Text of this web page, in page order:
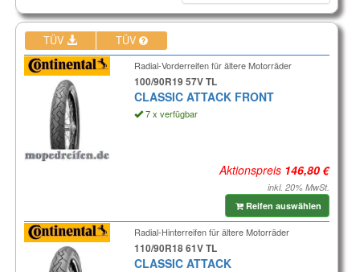
TÜV TÜV
Radial-Vorderreifen für ältere Motorräder
100/90R19 57V TL
CLASSIC ATTACK FRONT
7 x verfügbar
Aktionspreis
inkl. 20% MwSt.
Reifen auswählen
Radial-Hinterreifen für ältere Motorräder
110/90R18 61V TL
CLASSIC ATTACK